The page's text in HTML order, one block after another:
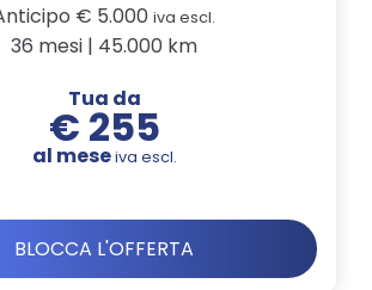
€ 5.000 iva escl.
36 mesi | 45.000 km
Tua da
€ 255
al meseiva escl.
BLOCCA L'OFFERTA